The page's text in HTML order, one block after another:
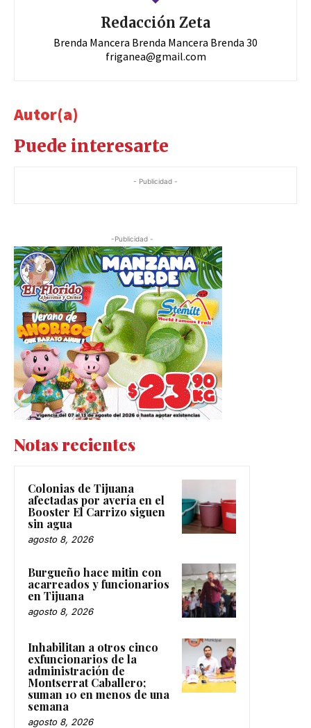
Redacción Zeta
Brenda Mancera Brenda Mancera Brenda 30
friganea@gmail.com
Autor(a)
Puede interesarte
- Publicidad -
-Publicidad -
Notas recientes
Colonias de Tijuana
afectadas por avería en el
Booster El Carrizo siguen
sin agua
agosto 8, 2026
Burgueño hace mitin con
acarreados y funcionarios
en Tijuana
agosto 8, 2026
Inhabilitan a otros cinco
exfuncionarios de la
administración de
Montserrat Caballero;
suman 10 en menos de una
semana
agosto 8, 2026